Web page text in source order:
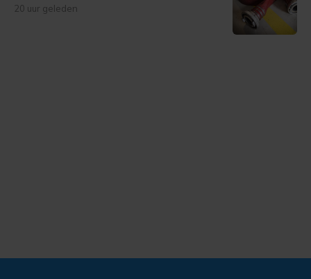
20 uur geleden